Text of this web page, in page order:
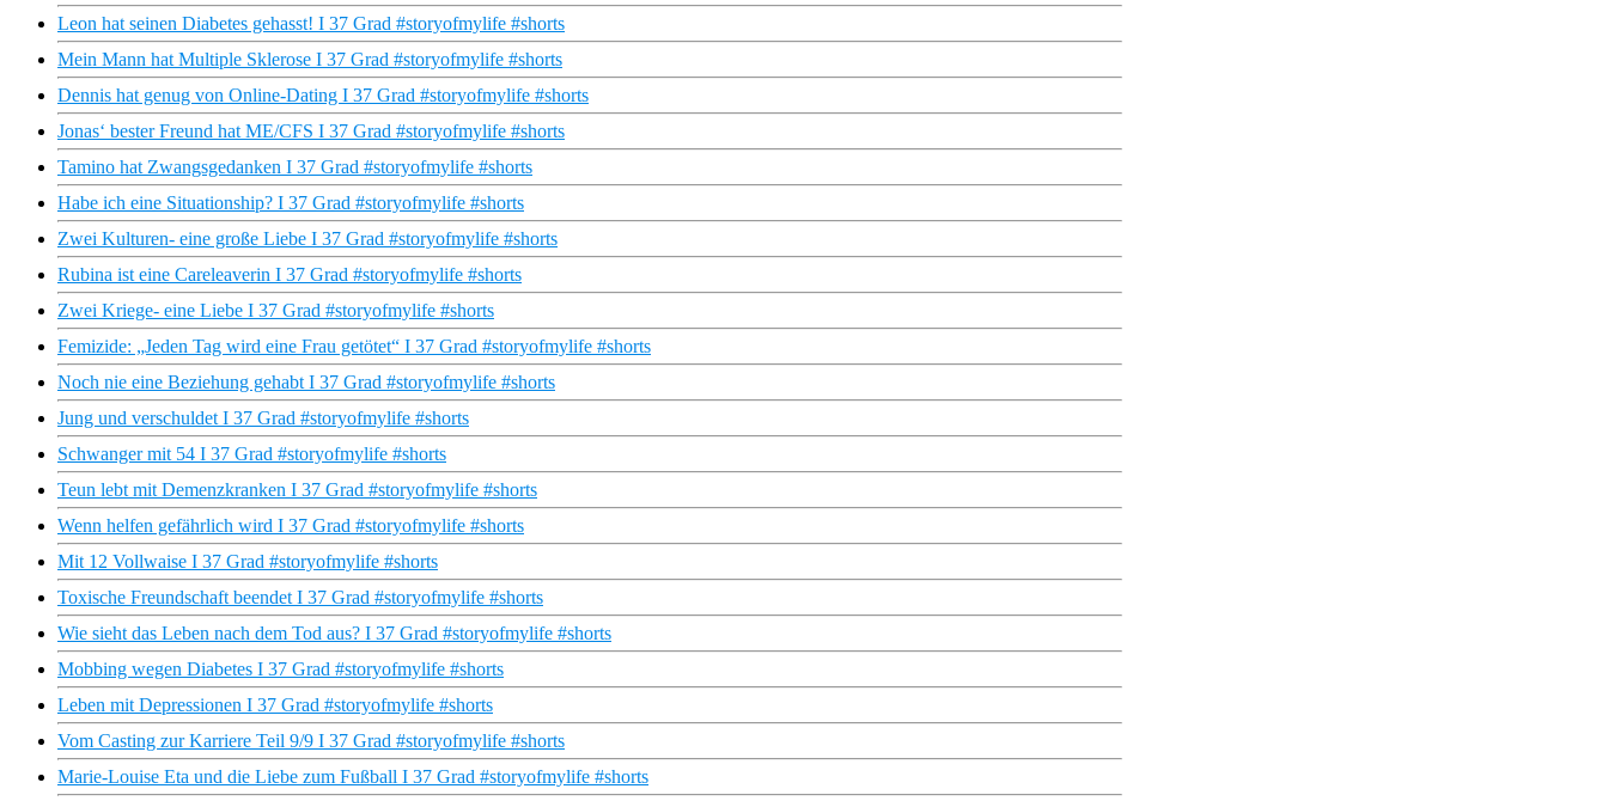
Leon hat seinen Diabetes gehasst! I 37 Grad #storyofmylife #shorts
Mein Mann hat Multiple Sklerose I 37 Grad #storyofmylife #shorts
Dennis hat genug von Online-Dating I 37 Grad #storyofmylife #shorts
Jonas‘ bester Freund hat ME/CFS I 37 Grad #storyofmylife #shorts
Tamino hat Zwangsgedanken I 37 Grad #storyofmylife #shorts
Habe ich eine Situationship? I 37 Grad #storyofmylife #shorts
Zwei Kulturen- eine große Liebe I 37 Grad #storyofmylife #shorts
Rubina ist eine Careleaverin I 37 Grad #storyofmylife #shorts
Zwei Kriege- eine Liebe I 37 Grad #storyofmylife #shorts
Femizide: „Jeden Tag wird eine Frau getötet“ I 37 Grad #storyofmylife #shorts
Noch nie eine Beziehung gehabt I 37 Grad #storyofmylife #shorts
Jung und verschuldet I 37 Grad #storyofmylife #shorts
Schwanger mit 54 I 37 Grad #storyofmylife #shorts
Teun lebt mit Demenzkranken I 37 Grad #storyofmylife #shorts
Wenn helfen gefährlich wird I 37 Grad #storyofmylife #shorts
Mit 12 Vollwaise I 37 Grad #storyofmylife #shorts
Toxische Freundschaft beendet I 37 Grad #storyofmylife #shorts
Wie sieht das Leben nach dem Tod aus? I 37 Grad #storyofmylife #shorts
Mobbing wegen Diabetes I 37 Grad #storyofmylife #shorts
Leben mit Depressionen I 37 Grad #storyofmylife #shorts
Vom Casting zur Karriere Teil 9/9 I 37 Grad #storyofmylife #shorts
Marie-Louise Eta und die Liebe zum Fußball I 37 Grad #storyofmylife #shorts